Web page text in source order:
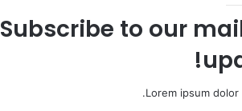
Subscribe to our
Lorem ipsum